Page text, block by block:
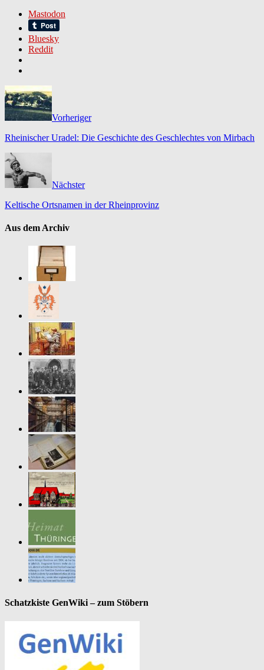
Mastodon
Bluesky
Reddit
Vorheriger
Rheinischer Uradel: Die Geschichte des Geschlechtes von Mirbach
Nächster
Keltische Ortsnamen in der Rheinprovinz
Aus dem Archiv
Schatzkiste GenWiki – zum Stöbern